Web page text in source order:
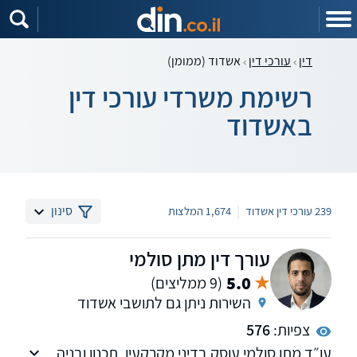
דין עורכי דין אשדוד (ממומן)
רשימת משרדי עורכי דין
באשדוד
239 עורכי דין אשדוד 1,674 המלצות סינון
עורך דין מתן סולמי
5.0 (9 ממליצים)
השירות ניתן גם לתושבי אשדוד
צפיות:576
עו״ד מתן סולמי עוסק בדיני מקרקעין, תכנון ובניה